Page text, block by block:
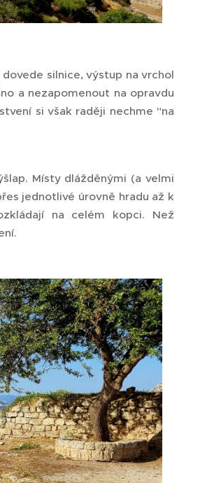
silnice, výstup na vrchol
a nezapomenout na opravdu
si však raději nechme "na
Místy dlážděnými (a velmi
jednotlivé úrovně hradu až k
na celém kopci. Než